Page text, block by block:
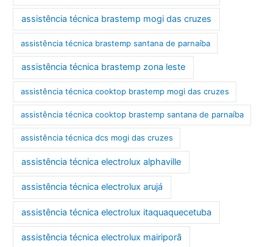
assistência técnica brastemp mogi das cruzes
assistência técnica brastemp santana de parnaíba
assistência técnica brastemp zona leste
assistência técnica cooktop brastemp mogi das cruzes
assistência técnica cooktop brastemp santana de parnaíba
assistência técnica dcs mogi das cruzes
assistência técnica electrolux alphaville
assistência técnica electrolux arujá
assistência técnica electrolux itaquaquecetuba
assistência técnica electrolux mairiporã